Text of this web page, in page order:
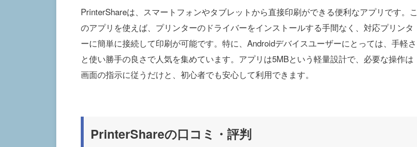
PrinterShareは、スマートフォンやタブレットから直接印刷ができる便利なアプリです。こ
のアプリを使えば、プリンターのドライバーをインストールする手間なく、対応プリンタ
ーに簡単に接続して印刷が可能です。特に、Androidデバイスユーザーにとっては、手軽さ
と使い勝手の良さで人気を集めています。アプリは5MBという軽量設計で、必要な操作は
画面の指示に従うだけと、初心者でも安心して利用できます。
PrinterShareの口コミ・評判